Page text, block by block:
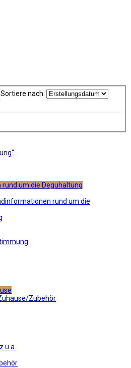
Sortiere nach:
um die Deguhaltung
rund um die
Zubehör
u.a.